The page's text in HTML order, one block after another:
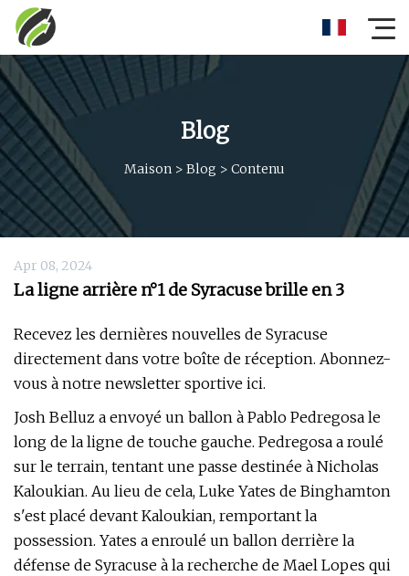
Blog
Maison > Blog > Contenu
Apr 08, 2024
La ligne arrière n°1 de Syracuse brille en 3
Recevez les dernières nouvelles de Syracuse
directement dans votre boîte de réception. Abonnez-
vous à notre newsletter sportive ici.
Josh Belluz a envoyé un ballon à Pablo Pedregosa le
long de la ligne de touche gauche. Pedregosa a roulé
sur le terrain, tentant une passe destinée à Nicholas
Kaloukian. Au lieu de cela, Luke Yates de Binghamton
s'est placé devant Kaloukian, remportant la
possession. Yates a enroulé un ballon derrière la
défense de Syracuse à la recherche de Mael Lopes qui